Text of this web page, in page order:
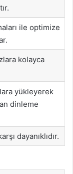
ile optimize
kolayca
yükleyerek
dinleme
dayanıklıdır.